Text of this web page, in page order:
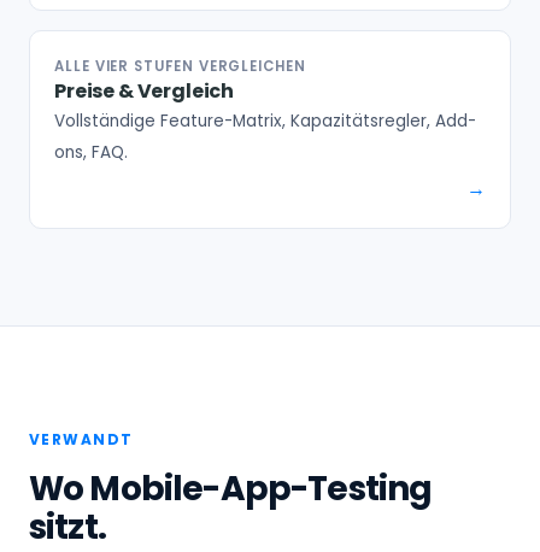
ALLE VIER STUFEN VERGLEICHEN
Preise & Vergleich
Vollständige Feature-Matrix, Kapazitätsregler, Add-
ons, FAQ.
VERWANDT
Wo Mobile-App-Testing
sitzt.